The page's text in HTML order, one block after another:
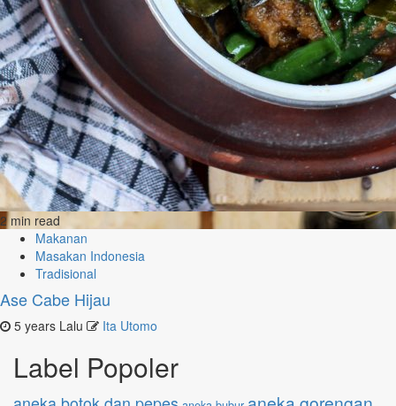
2 min read
Makanan
Masakan Indonesia
Tradisional
Ase Cabe Hijau
5 years Lalu Ita Utomo
Label Popoler